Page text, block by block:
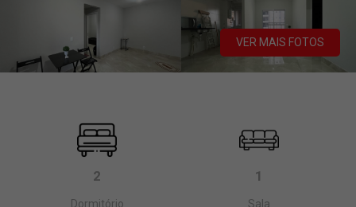
VER MAIS FOTOS
2
Dormitório
1
Sala